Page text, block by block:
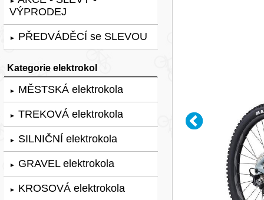
VÝPRODEJ
► PŘEDVÁDĚCÍ se SLEVOU
Kategorie elektrokol
► MĚSTSKÁ elektrokola
► TREKOVÁ elektrokola
► SILNIČNÍ elektrokola
► GRAVEL elektrokola
► KROSOVÁ elektrokola